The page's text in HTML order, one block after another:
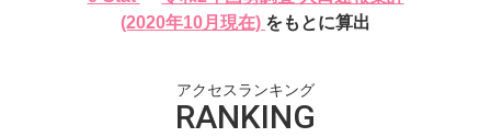
232024人 累計
(2020年10月現在) をもとに算出
アクセスランキング
RANKING